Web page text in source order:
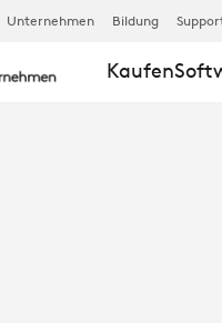
Unternehmen Bildung
Kaufen